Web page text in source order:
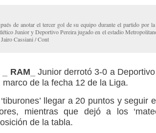
de anotar el tercer gol de su equipo durante el partido por
Junior y Deportivo Pereira jugado en el estadio
Cassiani / Cont
RAM_
Junior derrotó 3-0 a
de la fecha 12 de la Liga.
llegar a 20 puntos y seguir
mientras que dejó a los
de la tabla.